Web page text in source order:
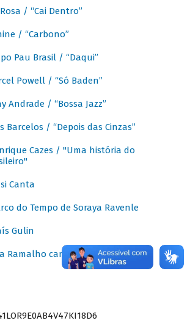
/ “Cai Dentro”
/ “Carbono”
Pau Brasil / “Daqui”
Powell / “Só Baden”
Andrade / “Bossa Jazz”
Barcelos / “Depois das Cinzas”
Cazes / "Uma história do
Canta
do Tempo de Soraya Ravenle
Gulin
Ramalho canta Dominguinhos